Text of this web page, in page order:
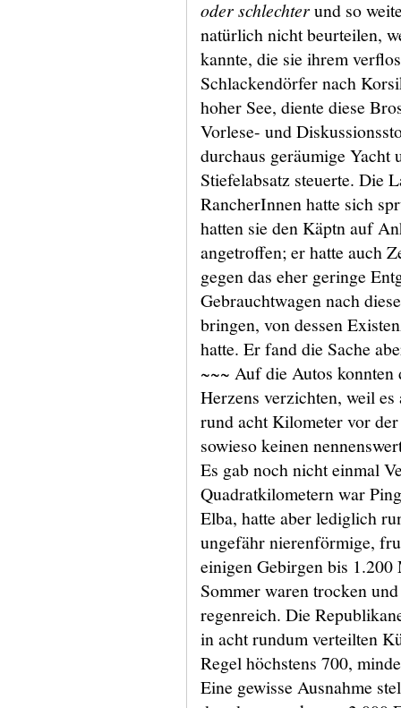
oder schlechterund so
natürlich nicht beurteilen,
kannte, die sie ihrem
Schlackendörfer nach
hoher See, diente diese
Vorlese- und
durchaus geräumige Yacht
Stiefelabsatz steuerte. Die
RancherInnen hatte sich
hatten sie den Käptn auf
angetroffen; er hatte auch
gegen das eher geringe
Gebrauchtwagen nach
bringen, von dessen
hatte. Er fand die Sache
~~~ Auf die Autos
Herzens verzichten, weil
rund acht Kilometer vor
sowieso keinen
Es gab noch nicht einmal
Quadratkilometern war
Elba, hatte aber lediglich
ungefähr nierenförmige,
einigen Gebirgen bis
Sommer waren trocken
regenreich. Die
in acht rundum verteilten
Regel höchstens 700,
Eine gewisse Ausnahme